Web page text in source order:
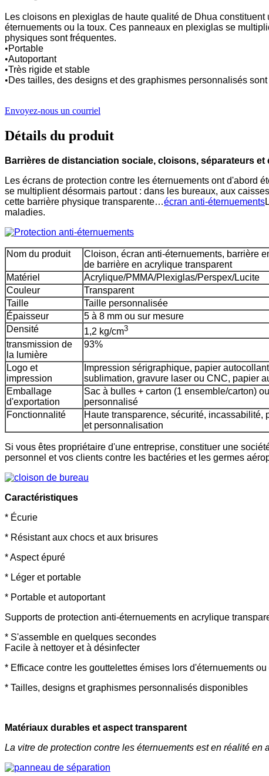
Les cloisons en plexiglas de haute qualité de Dhua
éternuements ou la toux. Ces panneaux en plexiglas se
physiques sont fréquentes.
•Portable
•Autoportant
•Très rigide et stable
•Des tailles, des designs et des graphismes personnalisés
Envoyez-nous un courriel
Détails du produit
Barrières de distanciation sociale, cloisons, séparateurs
Les écrans de protection contre les éternuements ont d'abord
se multiplient désormais partout : dans les bureaux, aux
cette barrière physique transparente…écran anti-éternuements
maladies.
Nom du produit
Cloison, écran anti-éternuements, barrière
de barrière en acrylique transparent
Matériel
Acrylique/PMMA/Plexiglas/Perspex/Lucite
Couleur
Transparent
Taille
Taille personnalisée
Épaisseur
5 à 8 mm ou sur mesure
Densité
1,2 kg/cm3
transmission de
la lumière
93%
Logo et
impression
Impression sérigraphique, papier
sublimation, gravure laser ou CNC, papier
Emballage
d'exportation
Sac à bulles + carton (1 ensemble/carton)
personnalisé
Fonctionnalité
Haute transparence, sécurité, incassabilité,
et personnalisation
Si vous êtes propriétaire d'une entreprise, constituer une
personnel et vos clients contre les bactéries et les germes
Caractéristiques
* Écurie
* Résistant aux chocs et aux brisures
* Aspect épuré
* Léger et portable
* Portable et autoportant
Supports de protection anti-éternuements en acrylique
* S'assemble en quelques secondes
Facile à nettoyer et à désinfecter
* Efficace contre les gouttelettes émises lors d'éternuements ou
* Tailles, designs et graphismes personnalisés disponibles
Matériaux durables et aspect transparent
La vitre de protection contre les éternuements est en réalité